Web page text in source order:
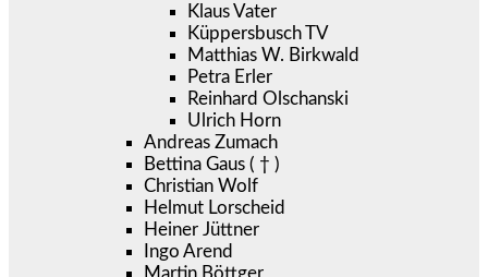
Klaus Vater
Küppersbusch TV
Matthias W. Birkwald
Petra Erler
Reinhard Olschanski
Ulrich Horn
Andreas Zumach
Bettina Gaus ( † )
Christian Wolf
Helmut Lorscheid
Heiner Jüttner
Ingo Arend
Martin Böttger